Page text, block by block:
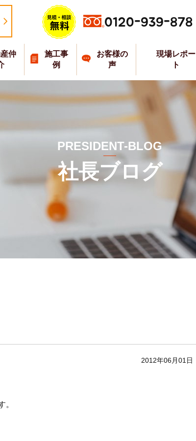
0120-939-878
仲
施工事
例
お客様の
声
現場レポー
ト
PRESIDENT-BLOG
社長ブログ
2012年06月01日
。